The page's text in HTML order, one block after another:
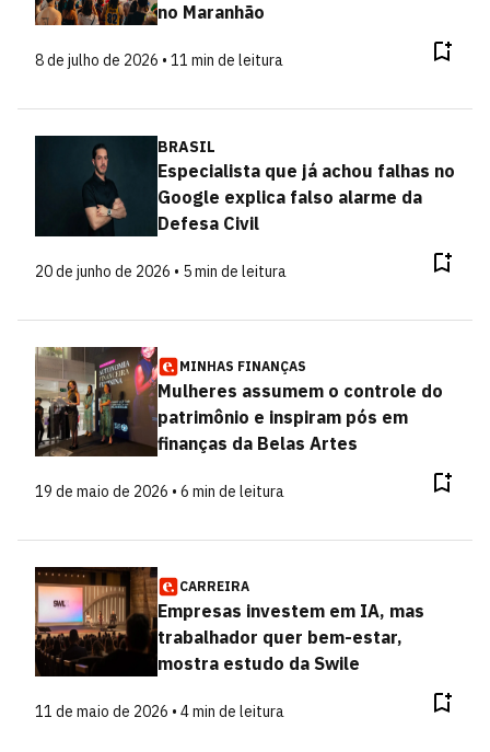
no Maranhão
8 de julho de 2026 • 11 min de leitura
BRASIL
Especialista que já achou falhas no
Google explica falso alarme da
Defesa Civil
20 de junho de 2026 • 5 min de leitura
MINHAS FINANÇAS
Mulheres assumem o controle do
patrimônio e inspiram pós em
finanças da Belas Artes
19 de maio de 2026 • 6 min de leitura
CARREIRA
Empresas investem em IA, mas
trabalhador quer bem-estar,
mostra estudo da Swile
11 de maio de 2026 • 4 min de leitura